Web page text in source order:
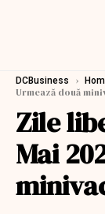
DCBusiness ›
Urmează două
Zile
Mai